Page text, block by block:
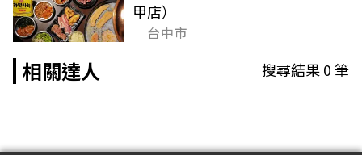
甲店）
台中市
相關達人 搜尋結果0筆